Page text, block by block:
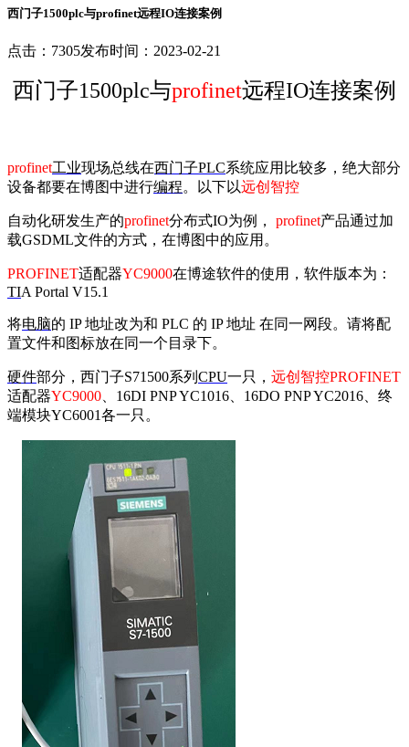
西门子1500plc与profinet远程IO连接案例
点击：7305发布时间：2023-02-21
西门子1500plc与profinet远程IO连接案例
profinet工业现场总线在西门子PLC系统应用比较多，绝大部分
设备都要在博图中进行编程。以下以远创智控
自动化研发生产的profinet分布式IO为例， profinet产品通过加
载GSDML文件的方式，在博图中的应用。
PROFINET适配器YC9000在博途软件的使用，软件版本为：
TIA Portal V15.1
将电脑的 IP地址改为和 PLC 的 IP地址 在同一网段。请将配
置文件和图标放在同一个目录下。
硬件部分，西门子S71500系列 CPU一只， 远创智控PROFINET
适配器YC9000 16DI PNP YC1016 16DO PNP YC2016 、终
端模块YC6001各一只。